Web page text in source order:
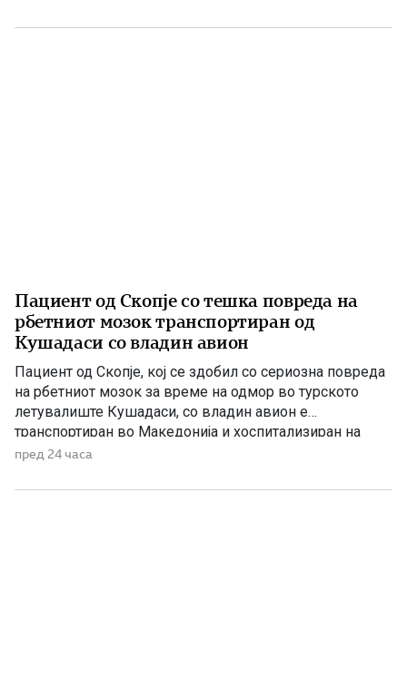
забавуваше групата „Фонтара“ […]
Пациент од Скопје со тешка повреда на
рбетниот мозок транспортиран од
Кушадаси со владин авион
Пациент од Скопје, кој се здобил со сериозна повреда
на рбетниот мозок за време на одмор во турското
летувалиште Кушадаси, со владин авион е
транспортиран во Македонија и хоспитализиран на
Универзитетската клиника за трауматологија,
интензивно лекување (ТОАРИЛУЦ). Информацијата ја
пред 24 часа